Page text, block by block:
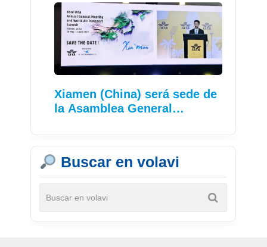
Xiamen (China) será sede de
la Asamblea General…
Buscar en volavi